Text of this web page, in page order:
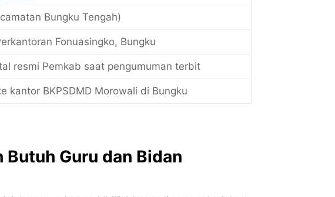
Bungku Tengah)
Fonuasingko, Bungku
resmi Pemkab saat pengumuman terbit
kantor BKPSDMD Morowali di Bungku
Guru dan Bidan